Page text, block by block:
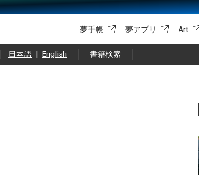
夢手帳 夢アプリ Art
日本語 | English 書籍検索